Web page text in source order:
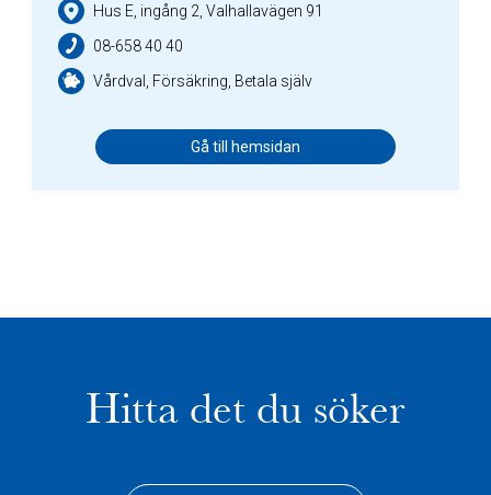
Hus E, ingång 2, Valhallavägen 91
08-658 40 40
Vårdval, Försäkring, Betala själv
Gå till hemsidan
Hitta det du söker